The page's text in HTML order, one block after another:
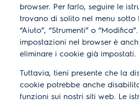
browser. Per farlo, seguire le
trovano di solito nel menu sotto
“Aiuto”, “Strumenti” o
impostazioni nel browser è
eliminare i cookie già impostati.
Tuttavia, tieni presente che la
cookie potrebbe anche
funzioni sui nostri siti web. Le